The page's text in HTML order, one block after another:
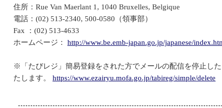
住所：Rue Van Maerlant 1, 1040 Bruxelles, Belgique
電話：(02) 513-2340, 500-0580（領事部）
Fax ：(02) 513-4633
ホームページ： http://www.be.emb-japan.go.jp/japanese/
※「たびレジ」簡易登録をされた方でメールの配信を停止し
たします。 https://www.ezairyu.mofa.go.jp/tabireg/simple/delete